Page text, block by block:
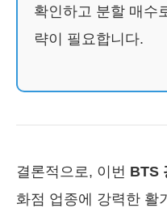
확인하고 분할 매수
략이 필요합니다.
결론적으로, 이번 BTS
화점 업종에 강력한 활